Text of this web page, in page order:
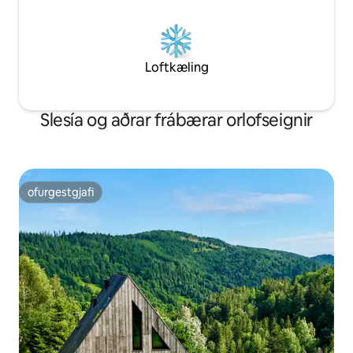
Loftkæling
Slesía og aðrar frábærar orlofseignir
ofurgestgjafi
ofurgestgjafi